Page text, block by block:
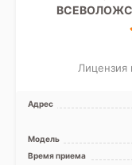
Лицензия
Адрес
Модель
Время приема